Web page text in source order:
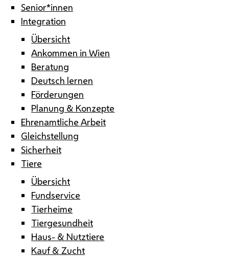
Senior*innen
Integration
Übersicht
Ankommen in Wien
Beratung
Deutsch lernen
Förderungen
Planung & Konzepte
Ehrenamtliche Arbeit
Gleichstellung
Sicherheit
Tiere
Übersicht
Fundservice
Tierheime
Tiergesundheit
Haus- & Nutztiere
Kauf & Zucht